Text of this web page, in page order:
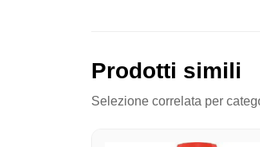
Prodotti simili
Selezione correlata per